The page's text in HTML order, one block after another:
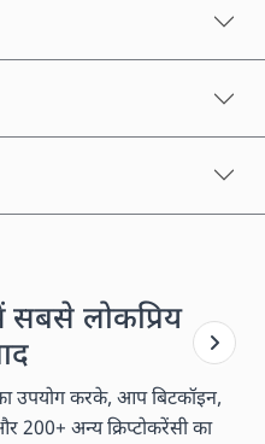
सबसे लोकप्रिय
उपयोग करके, आप बिटकॉइन,
200+ अन्य क्रिप्टोकरेंसी का